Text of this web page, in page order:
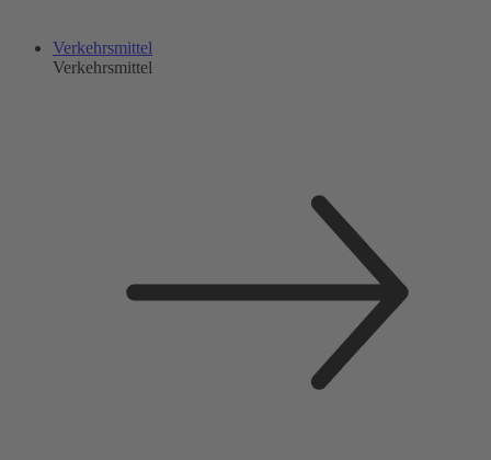
Verkehrsmittel
Verkehrsmittel